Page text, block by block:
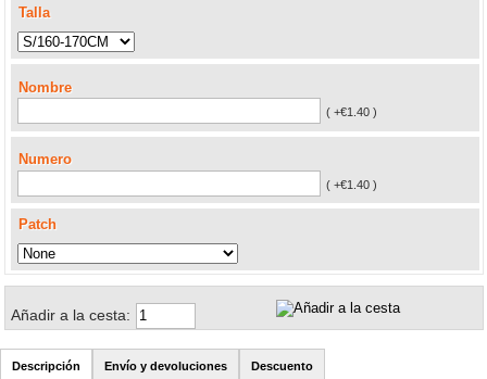
Talla
Nombre
( +€1.40 )
Numero
( +€1.40 )
Patch
Añadir a la cesta:
Descripción Envío y devoluciones Descuento